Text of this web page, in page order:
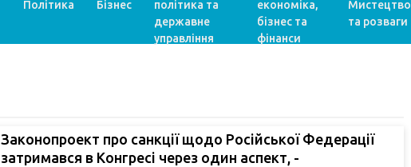
Політика Бізнес
політика та
державне
управління
економіка,
бізнес та
фінанси
Мистецтво
та розваги
Законопроект про санкції щодо Російської Федерації
затримався в Конгресі через один аспект, -